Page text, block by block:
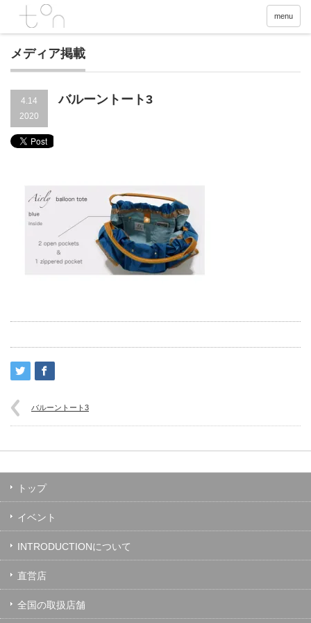
menu
メディア掲載
4.14
2020
バルーントート3
バルーントート3
トップ
イベント
INTRODUCTIONについて
直営店
全国の取扱店舗